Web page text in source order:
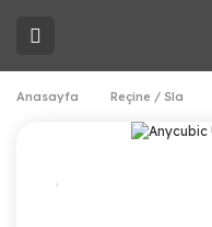
Anasayfa Reçine / Sla